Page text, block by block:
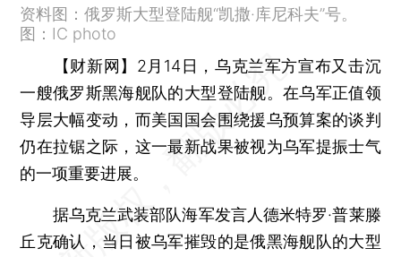
资料图：俄罗斯大型登陆舰“凯撒·库尼科夫”号。
图：IC photo
【财新网】 2月14日，乌克兰军方宣布又击沉
一艘俄罗斯黑海舰队的大型登陆舰。在乌军正值领
导层大幅变动，而美国国会围绕援乌预算案的谈判
仍在拉锯之际，这一最新战果被视为乌军提振士气
的一项重要进展。
据乌克兰武装部队海军发言人德米特罗·普莱滕
丘克确认，当日被乌军摧毁的是俄黑海舰队的大型